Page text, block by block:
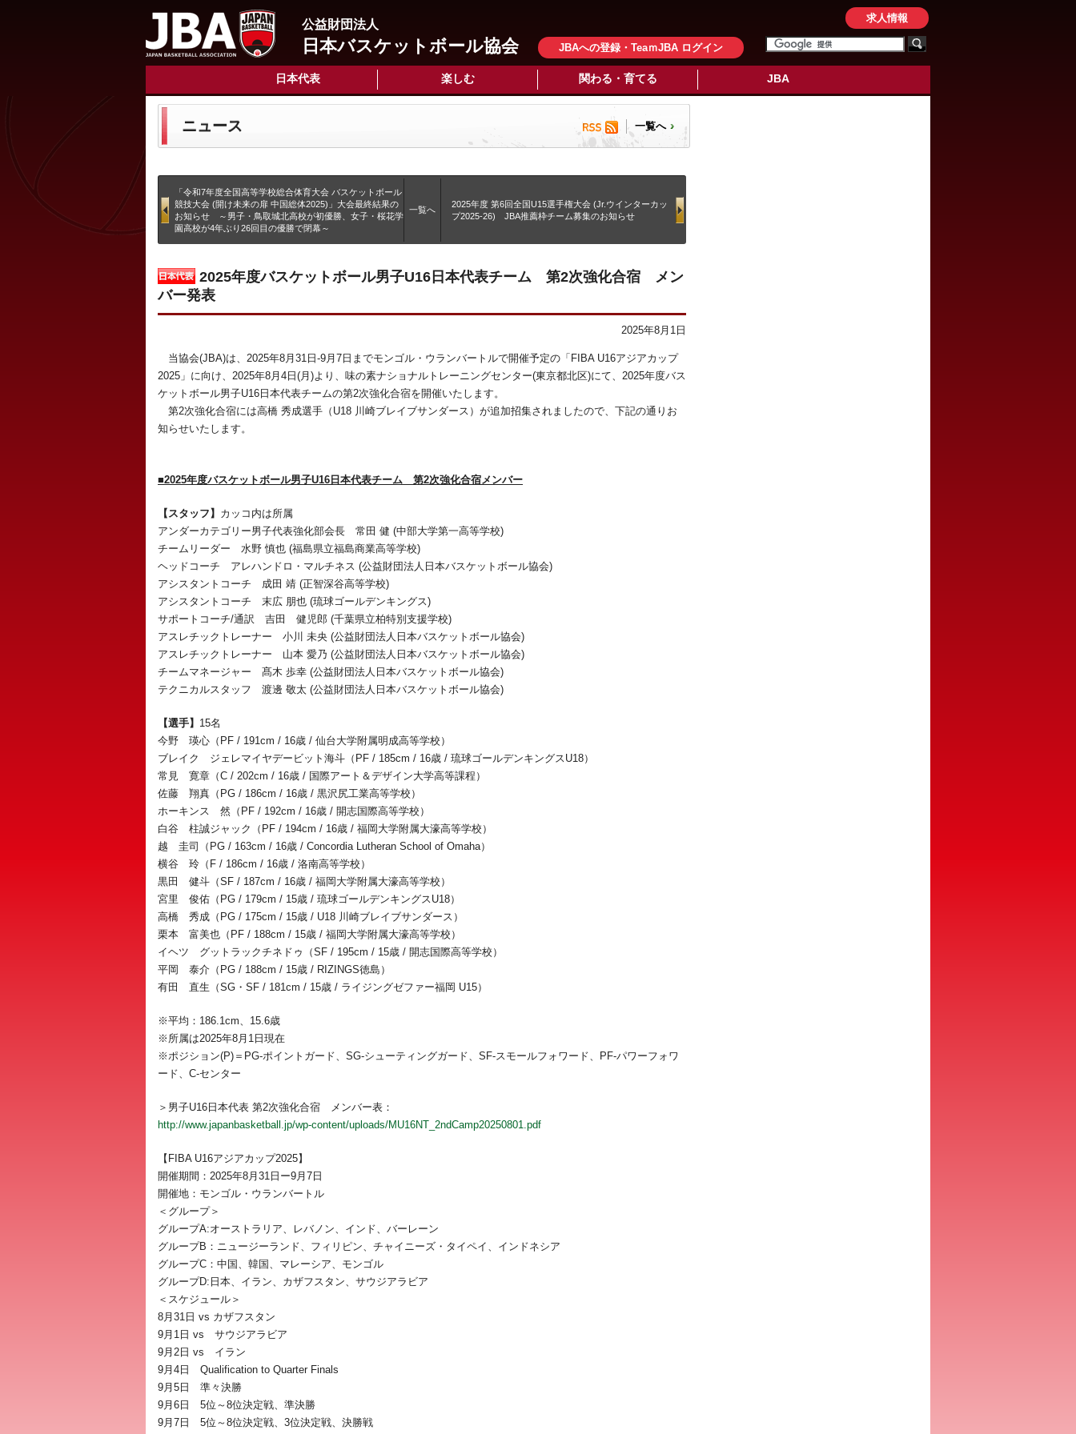
公益財団法人
日本バスケットボール協会 JBAへの登録・TeaｍJBA ログイン
求人情報
日本代表 楽しむ 関わる・育てる JBA
ニュース 一覧へ
「令和7年度全国高等学校総合体育大会 バスケットボール
競技大会 (開け未来の扉 中国総体2025)」大会最終結果の
お知らせ ～男子・鳥取城北高校が初優勝、女子・桜花学
園高校が4年ぶり26回目の優勝で閉幕～
一覧へ
2025年度 第6回全国U15選手権大会 (Jr.ウインターカッ
プ2025-26) JBA推薦枠チーム募集のお知らせ
2025年度バスケットボール男子U16日本代表チーム 第2次強化合宿 メン
バー発表
2025年8月1日
当協会(JBA)は、2025年8月31日-9月7日までモンゴル・ウランバートルで開催予定の「FIBA U16アジアカップ
2025」に向け、2025年8月4日(月)より、味の素ナショナルトレーニングセンター(東京都北区)にて、2025年度バス
ケットボール男子U16日本代表チームの第2次強化合宿を開催いたします。
第2次強化合宿には高橋 秀成選手（U18 川崎ブレイブサンダース）が追加招集されましたので、下記の通りお
知らせいたします。
■2025年度バスケットボール男子U16日本代表チーム 第2次強化合宿メンバー
【スタッフ】 カッコ内は所属
アンダーカテゴリー男子代表強化部会長 常田 健 (中部大学第一高等学校)
チームリーダー 水野 慎也 (福島県立福島商業高等学校)
ヘッドコーチ アレハンドロ・マルチネス (公益財団法人日本バスケットボール協会)
アシスタントコーチ 成田 靖 (正智深谷高等学校)
アシスタントコーチ 末広 朋也 (琉球ゴールデンキングス)
サポートコーチ/通訳 吉田 健児郎 (千葉県立柏特別支援学校)
アスレチックトレーナー 小川 未央 (公益財団法人日本バスケットボール協会)
アスレチックトレーナー 山本 愛乃 (公益財団法人日本バスケットボール協会)
チームマネージャー 髙木 歩幸 (公益財団法人日本バスケットボール協会)
テクニカルスタッフ 渡邊 敬太 (公益財団法人日本バスケットボール協会)
【選手】 15名
今野 瑛心（PF / 191cm / 16歳 / 仙台大学附属明成高等学校）
ブレイク ジェレマイヤデービット海斗（PF / 185cm / 16歳 / 琉球ゴールデンキングスU18）
常見 寛章（C / 202cm / 16歳 / 国際アート＆デザイン大学高等課程）
佐藤 翔真（PG / 186cm / 16歳 / 黒沢尻工業高等学校）
ホーキンス 然（PF / 192cm / 16歳 / 開志国際高等学校）
白谷 柱誠ジャック（PF / 194cm / 16歳 / 福岡大学附属大濠高等学校）
越 圭司（PG / 163cm / 16歳 / Concordia Lutheran School of Omaha）
横谷 玲（F / 186cm / 16歳 / 洛南高等学校）
黒田 健斗（SF / 187cm / 16歳 / 福岡大学附属大濠高等学校）
宮里 俊佑（PG / 179cm / 15歳 / 琉球ゴールデンキングスU18）
高橋 秀成（PG / 175cm / 15歳 / U18 川崎ブレイブサンダース）
栗本 富美也（PF / 188cm / 15歳 / 福岡大学附属大濠高等学校）
イヘツ グットラックチネドゥ（SF / 195cm / 15歳 / 開志国際高等学校）
平岡 泰介（PG / 188cm / 15歳 / RIZINGS徳島）
有田 直生（SG・SF / 181cm / 15歳 / ライジングゼファー福岡 U15）
※平均：186.1cm、15.6歳
※所属は2025年8月1日現在
※ポジション(P)＝PG-ポイントガード、SG-シューティングガード、SF-スモールフォワード、PF-パワーフォワ
ード、C-センター
＞男子U16日本代表 第2次強化合宿 メンバー表：
http://www.japanbasketball.jp/wp-content/uploads/MU16NT_2ndCamp20250801.pdf
【FIBA U16アジアカップ2025】
開催期間：2025年8月31日ー9月7日
開催地：モンゴル・ウランバートル
＜グループ＞
グループA:オーストラリア、レバノン、インド、バーレーン
グループB：ニュージーランド、フィリピン、チャイニーズ・タイペイ、インドネシア
グループC：中国、韓国、マレーシア、モンゴル
グループD:日本、イラン、カザフスタン、サウジアラビア
＜スケジュール＞
8月31日 vs カザフスタン
9月1日 vs サウジアラビア
9月2日 vs イラン
9月4日 Qualification to Quarter Finals
9月5日 準々決勝
9月6日 5位～8位決定戦、準決勝
9月7日 5位～8位決定戦、3位決定戦、決勝戦